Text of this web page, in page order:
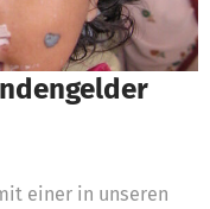
einer in unseren